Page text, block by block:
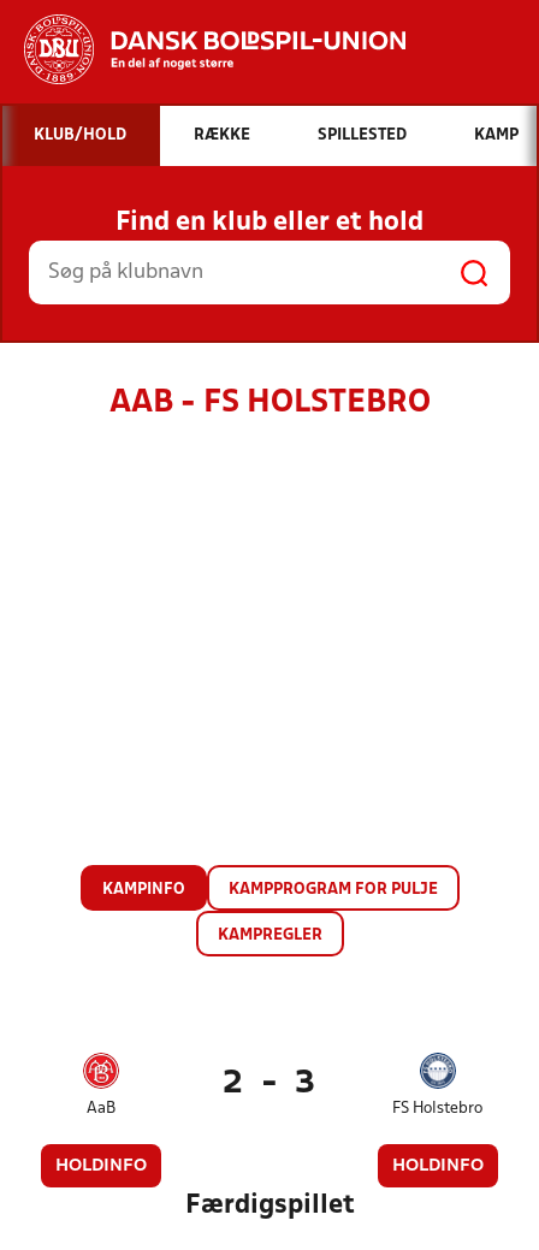
Hvad vil du søge efter?
INDHOLD OG NYHEDER
STILLINGER, RESULTATER, KLUBBER OG
HOLD
KLUB/HOLD RÆKKE SPILLESTED KAMP
Find en klub eller et hold
AAB - FS HOLSTEBRO
KAMPINFO KAMPPROGRAM FOR PULJE
KAMPREGLER
AaB
HOLDINFO
2 - 3
FS Holstebro
HOLDINFO
Færdigspillet